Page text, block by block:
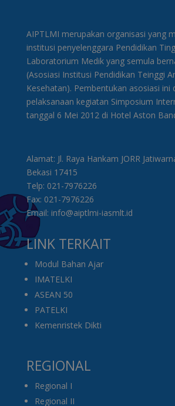
AIPTLMI merupakan organisasi yang
institusi penyelenggara Pendidikan
Laboratorium Medik yang semula
(Asosiasi Institusi Pendidikan Teinggi
Kesehatan). Pembentukan asosiasi ini
pelaksanaan kegiatan Simposium
tanggal 6 Mei 2012 di Hotel Aston
Alamat: Jl. Raya Hankam JORR
Bekasi 17415
Telp: 021-7976226
Fax: 021-7976226
Email: info@aiptlmi-iasmlt.id
LINK TERKAIT
Modul Bahan Ajar
IMATELKI
ASEAN 50
PATELKI
Kemenristek Dikti
REGIONAL
Regional I
Regional II